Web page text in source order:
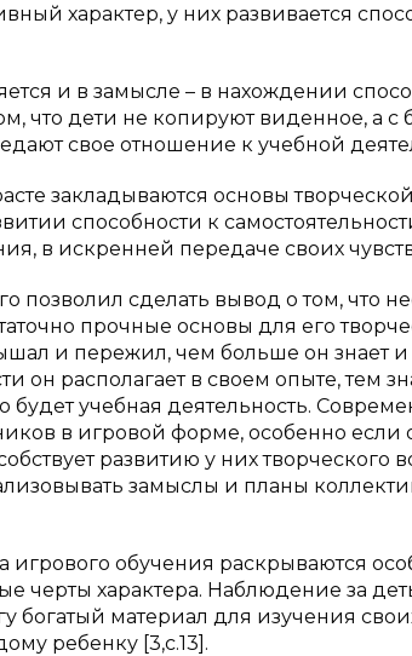
характер, у них развивается
и в замысле – в нахождении
что дети не копируют виденное, а
свое отношение к учебной
закладываются основы
способности к
в искренней передаче своих чувств
позволил сделать вывод о том, что
прочные основы для его
и пережил, чем больше он знает
он располагает в своем опыте, тем
будет учебная деятельность.
в игровой форме, особенно если
развитию у них
замыслы и планы
обучения раскрываются
черты характера. Наблюдение за
богатый материал для изучения
ребенку [3,с.13].